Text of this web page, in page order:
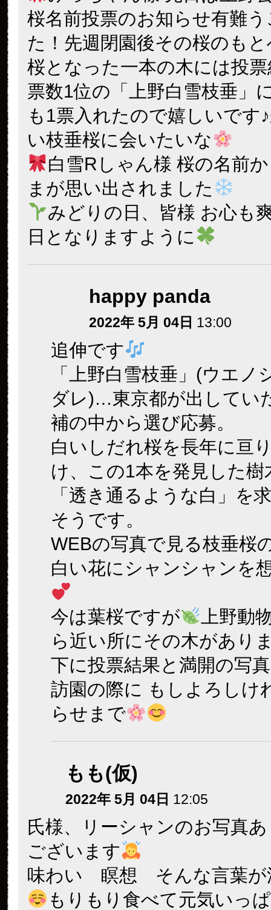
桜名前投票のお知らせ有難
た！先週閉園後その桜のも
桜となった一本の木には投
票数1位の「上野白雪枝垂」
も1票入れたので嬉しいです
い枝垂桜に会いたいな
白雪Rしゃん様 桜の名前
まが思い出されました
みどりの日、皆様 お心も
日となりますように
happy panda
2022年 5月 04日 13:00
追伸です
「上野白雪枝垂」(ウエノ
ダレ)…東京都が出してい
補の中から選び応募。
白いしだれ桜を長年に亘
け、この1本を発見した樹
「透き通るような白」を
そうです。
WEBの写真で見る枝垂桜
白い花にシャンシャンを
今は葉桜ですが
上野動
ら近い所にその木があり
下に投票結果と満開の写
訪園の際に もしよろし
らせまで
もも(仮)
2022年 5月 04日 12:05
氏様、リーシャンのお写真
ございます
味わい 瞑想 そんな言葉が
もりもり食べて元気いっ